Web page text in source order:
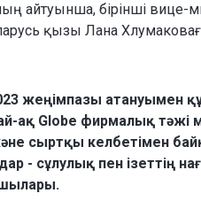
бірінші вице-
қызы Лана
жеңімпазы атануымен
ақ Globe фирмалық тәжі
сыртқы келбетімен
- сұлулық пен ізеттің